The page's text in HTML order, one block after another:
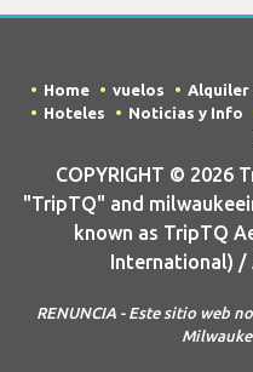
Home vuelos Alquiler
Hoteles
Noticias y Info
COPYRIGHT © 2026
"TripTQ" and
known as TripTQ
International) /
RENUNCIA - Este sitio web